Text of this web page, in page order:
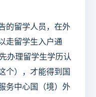
的留学人员，在外
走留学生入户通
办理留学生学历认
个），才能得到国
务中心国（境）外